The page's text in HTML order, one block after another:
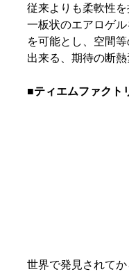
従来よりも柔軟性
一板状のエアロゲ
を可能とし、空間
出来る、期待の断熱
■ティエムファクト
世界で発見されてか